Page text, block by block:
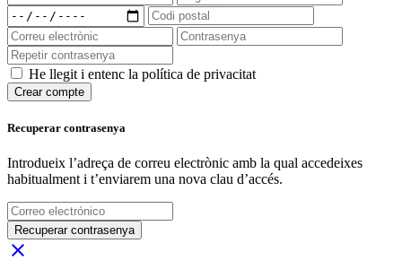
He llegit i entenc la política de privacitat
Crear compte
Recuperar contrasenya
Introdueix l’adreça de correu electrònic amb la qual accedeixes
habitualment i t’enviarem una nova clau d’accés.
Recuperar contrasenya
close